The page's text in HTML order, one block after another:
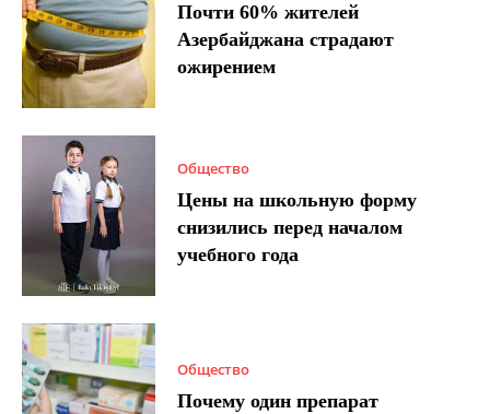
Почти 60% жителей
Азербайджана страдают
ожирением
Общество
Цены на школьную форму
снизились перед началом
учебного года
Общество
Почему один препарат